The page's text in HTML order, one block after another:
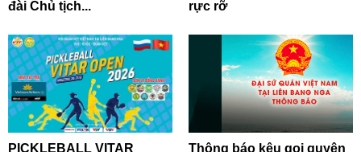
đài Chủ tịch...
rực rỡ
PICKLEBALL VITAR
Thông báo kêu gọi quyên